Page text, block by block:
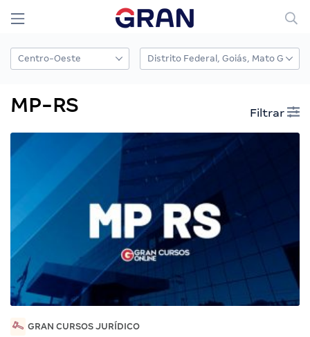
MP-RS Filtrar
GRAN CURSOS JURÍDICO